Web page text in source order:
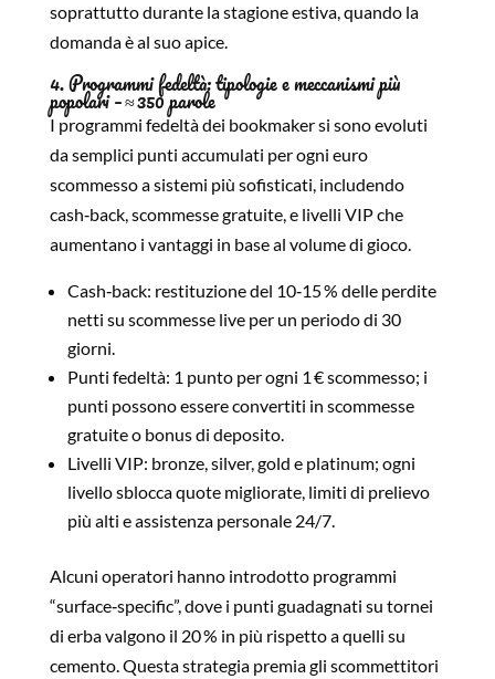
soprattutto durante la stagione estiva, quando la
domanda è al suo apice.
4. Programmi fedeltà: tipologie e meccanismi più
popolari – ≈ 350 parole
I programmi fedeltà dei bookmaker si sono evoluti
da semplici punti accumulati per ogni euro
scommesso a sistemi più sofisticati, includendo
cash‑back, scommesse gratuite, e livelli VIP che
aumentano i vantaggi in base al volume di gioco.
Cash‑back: restituzione del 10‑15 % delle perdite
netti su scommesse live per un periodo di 30
giorni.
Punti fedeltà: 1 punto per ogni 1 € scommesso; i
punti possono essere convertiti in scommesse
gratuite o bonus di deposito.
Livelli VIP: bronze, silver, gold e platinum; ogni
livello sblocca quote migliorate, limiti di prelievo
più alti e assistenza personale 24/7.
Alcuni operatori hanno introdotto programmi
“surface‑specific”, dove i punti guadagnati su tornei
di erba valgono il 20 % in più rispetto a quelli su
cemento. Questa strategia premia gli scommettitori